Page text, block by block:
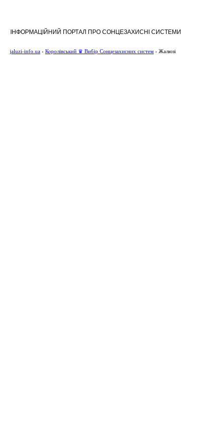
ІНФОРМАЦІЙНИЙ ПОРТАЛ ПРО СОНЦЕЗАХИСНІ СИСТЕМИ
jaluzi-info.ua › Королівський ♛ Вибір Сонцезахисних систем › Жалюзі